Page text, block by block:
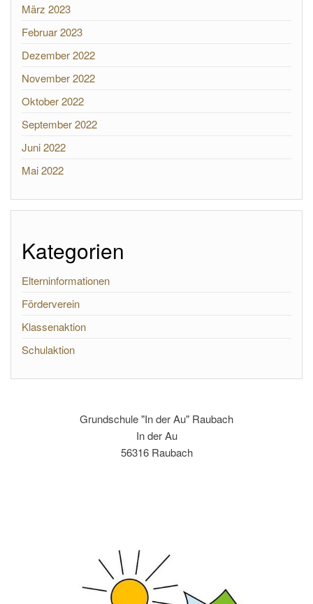
März 2023
Februar 2023
Dezember 2022
November 2022
Oktober 2022
September 2022
Juni 2022
Mai 2022
Kategorien
Elterninformationen
Förderverein
Klassenaktion
Schulaktion
Grundschule "In der Au" Raubach
In der Au
56316 Raubach